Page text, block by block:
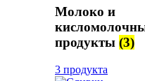
Молоко и
продукты (3)
3 продукта